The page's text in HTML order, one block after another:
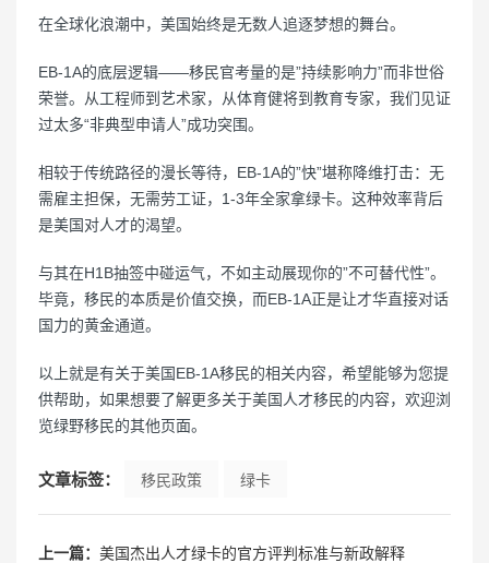
在全球化浪潮中，美国始终是无数人追逐梦想的舞台。
EB-1A的底层逻辑——移民官考量的是”持续影响力”而非世俗
荣誉。从工程师到艺术家，从体育健将到教育专家，我们见证
过太多“非典型申请人”成功突围。
相较于传统路径的漫长等待，EB-1A的”快”堪称降维打击：无
需雇主担保，无需劳工证，1-3年全家拿绿卡。这种效率背后
是美国对人才的渴望。
与其在H1B抽签中碰运气，不如主动展现你的”不可替代性”。
毕竟，移民的本质是价值交换，而EB-1A正是让才华直接对话
国力的黄金通道。
以上就是有关于美国EB-1A移民的相关内容，希望能够为您提
供帮助，如果想要了解更多关于美国人才移民的内容，欢迎浏
览绿野移民的其他页面。
文章标签： 移民政策 绿卡
上一篇： 美国杰出人才绿卡的官方评判标准与新政解释